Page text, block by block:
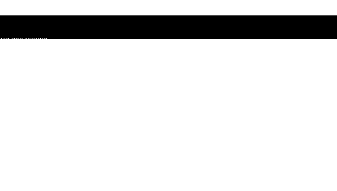
продукция